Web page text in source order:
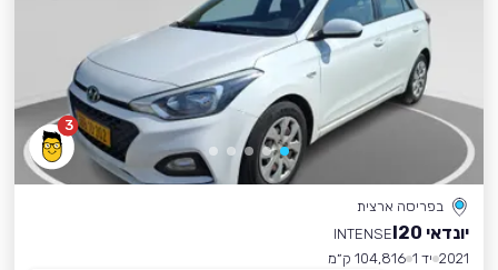
3
בפריסה ארצית
יונדאי I20
INTENSE
2021 יד 1
104,816 ק״מ